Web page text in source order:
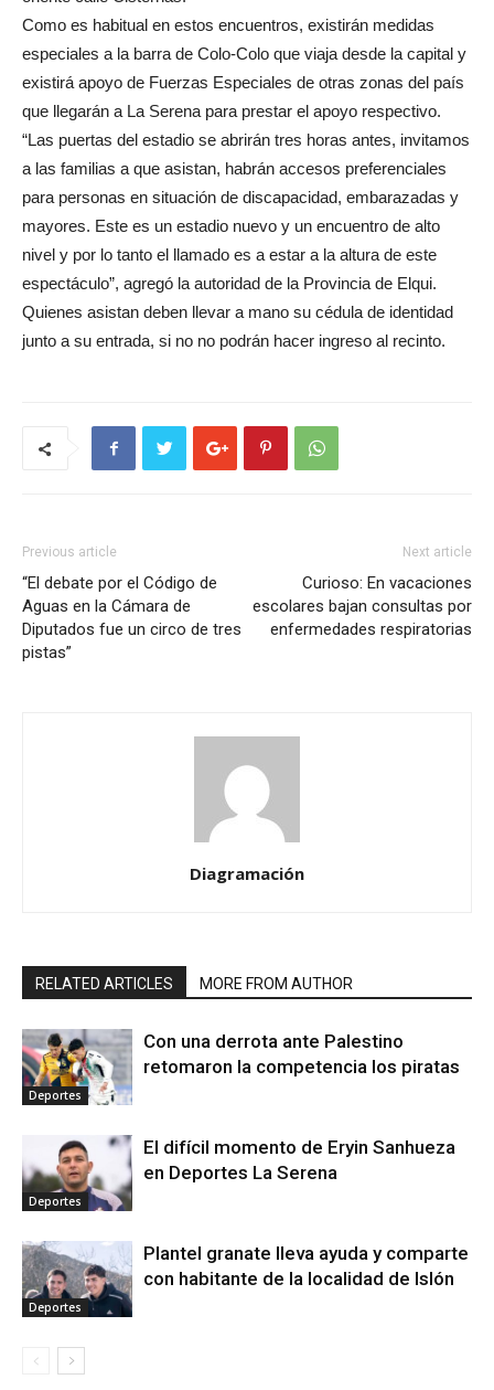
Como es habitual en estos encuentros, existirán medidas
especiales a la barra de Colo-Colo que viaja desde la capital y
existirá apoyo de Fuerzas Especiales de otras zonas del país
que llegarán a La Serena para prestar el apoyo respectivo.
“Las puertas del estadio se abrirán tres horas antes, invitamos
a las familias a que asistan, habrán accesos preferenciales
para personas en situación de discapacidad, embarazadas y
mayores. Este es un estadio nuevo y un encuentro de alto
nivel y por lo tanto el llamado es a estar a la altura de este
espectáculo”, agregó la autoridad de la Provincia de Elqui.
Quienes asistan deben llevar a mano su cédula de identidad
junto a su entrada, si no no podrán hacer ingreso al recinto.
Previous article
“El debate por el Código de
Aguas en la Cámara de
Diputados fue un circo de tres
pistas”
Next article
Curioso: En vacaciones
escolares bajan consultas por
enfermedades respiratorias
Diagramación
RELATED ARTICLES MORE FROM AUTHOR
Deportes
Con una derrota ante Palestino
retomaron la competencia los piratas
Deportes
El difícil momento de Eryin Sanhueza
en Deportes La Serena
Deportes
Plantel granate lleva ayuda y comparte
con habitante de la localidad de Islón